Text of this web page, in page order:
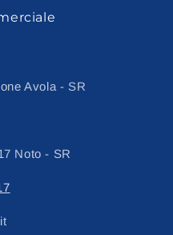
Avola - SR
Noto - SR